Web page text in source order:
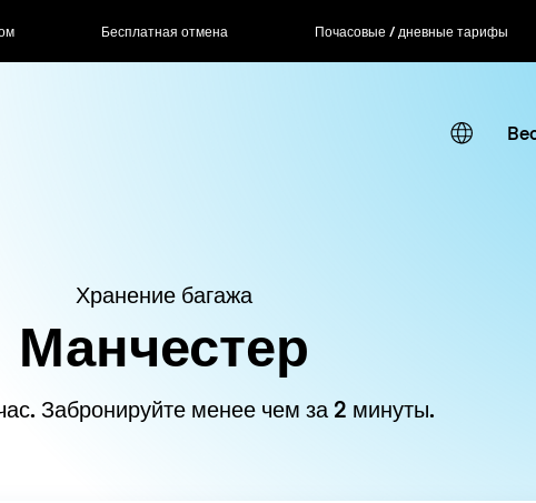
Бесплатная отмена Почасовые / дневные тарифы
Хранение багажа
Манчестер
Забронируйте менее чем за 2 минуты.